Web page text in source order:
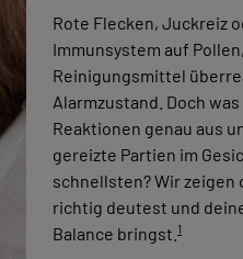
Rote Flecken, Juckreiz
Immunsystem auf
Reinigungsmittel
Alarmzustand. Doch
Reaktionen genau aus
gereizte Partien im
schnellsten? Wir zeigen
richtig deutest und
Balance bringst. 1